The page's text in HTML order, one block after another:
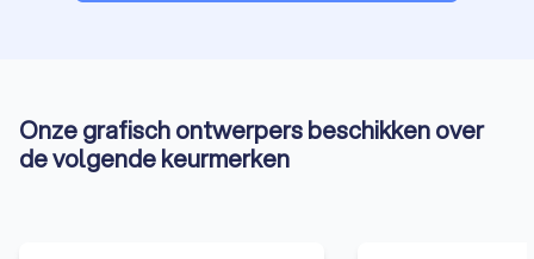
Onze grafisch ontwerpers beschikken over
de volgende keurmerken